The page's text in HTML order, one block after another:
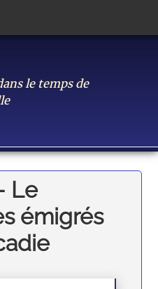
le temps de
Le
émigrés